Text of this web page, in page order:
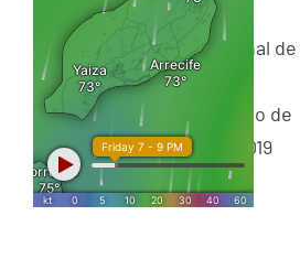
imagen
más
grande